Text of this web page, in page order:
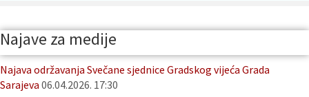
Najave za medije
Najava održavanja Svečane sjednice Gradskog vijeća Grada
Sarajeva 06.04.2026. 17:30